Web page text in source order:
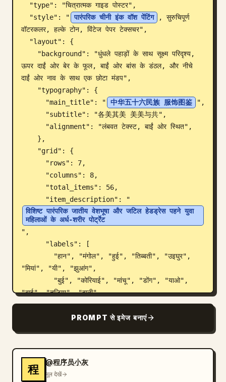
डाउनलोड
अपडेट
  "style": "
पारंपरिक चीनी इंक वॉश पेंटिंग
, सुरुचिपूर्ण
वॉटरकलर, हल्के टोन, विंटेज पेपर टेक्सचर",
ऊपर दाईं ओर बेर के फूल, बाईं ओर बांस के डंठल, और नीचे
दाईं ओर नाव के साथ एक छोटा मंडप",
      "main_title": "
中华五十六民族 服饰图鉴
",
      "item_description": "
विशिष्ट पारंपरिक जातीय वेशभूषा और जटिल हेडड्रेस पहने युवा
महिलाओं के अर्ध-शरीर पोर्ट्रेट
",
"मियां", "यी", "झुआंग",
"बाई", "तुजिया", "हानी",
        "कज़ाख", "दाई", "ली", "लिसु", "वा", "शे",
"गाओशान", "लाहु",
"गेलाओ", "शिबे", "अचांग", "पुमी",
        "ताजिक", "नू", "उज़्बेक", "रूसी", "एवेंकी",
PROMPT से इमेज बनाएं
程
@程序员小灰
मूल देखें